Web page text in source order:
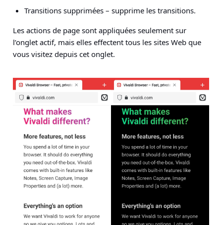
Transitions supprimées – supprime les transitions.
Les actions de page sont appliquées seulement sur
l’onglet actif, mais elles effectent tous les sites Web que
vous visitez depuis cet onglet.